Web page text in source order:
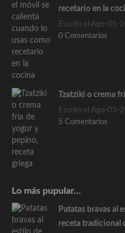
recetario en la
Escrito el Ago-05-
0 Comentarios
Tzatziki o crema
Escrito el Ago-03-
5 Comentarios
Lo más pupular…
Patatas bravas al
receta tradicional